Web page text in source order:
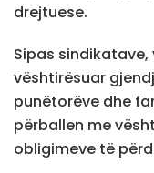
drejtuese.
Sipas
vështirësuar
punëtorëve dhe
përballen me
obligimeve të